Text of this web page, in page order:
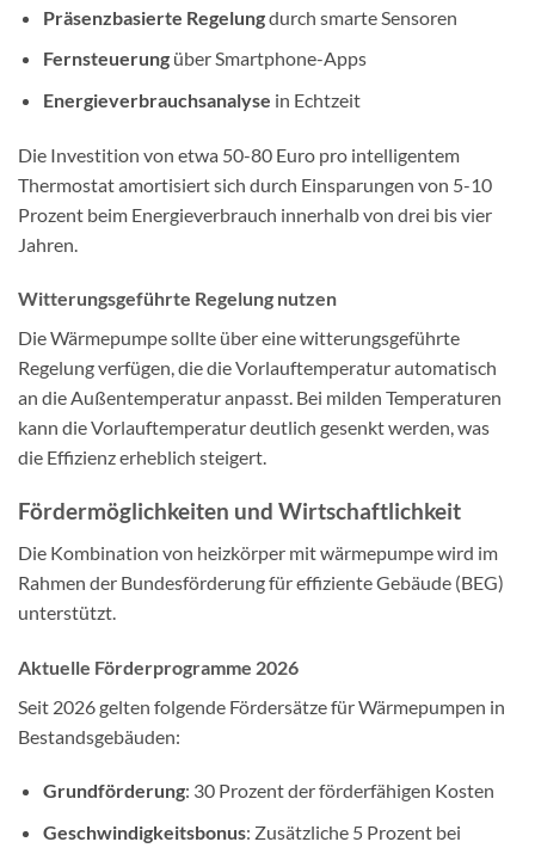
Präsenzbasierte Regelungdurch smarte Sensoren
Fernsteuerungüber Smartphone-Apps
Energieverbrauchsanalyse in Echtzeit
Die Investition von etwa 50-80 Euro pro intelligentem
Thermostat amortisiert sich durch Einsparungen von 5-10
Prozent beim Energieverbrauch innerhalb von drei bis vier
Jahren.
Witterungsgeführte Regelung nutzen
Die Wärmepumpe sollte über eine witterungsgeführte
Regelung verfügen, die die Vorlauftemperatur automatisch
an die Außentemperatur anpasst. Bei milden Temperaturen
kann die Vorlauftemperatur deutlich gesenkt werden, was
die Effizienz erheblich steigert.
Fördermöglichkeiten und Wirtschaftlichkeit
Die Kombination von heizkörper mit wärmepumpe wird im
Rahmen der Bundesförderung für effiziente Gebäude (BEG)
unterstützt.
Aktuelle Förderprogramme 2026
Seit 2026 gelten folgende Fördersätze für Wärmepumpen in
Bestandsgebäuden:
Grundförderung: 30 Prozent der förderfähigen Kosten
Geschwindigkeitsbonus: Zusätzliche 5 Prozent bei